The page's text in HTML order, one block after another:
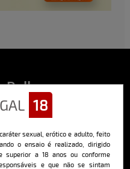
18
sexual, erótico e adulto, feito
o ensaio é realizado, dirigido
superior a 18 anos ou conforme
e que não se sintam
Bella
revista masculina digital
e vídeos exclusivos de alta
tecnologia e erotismo.